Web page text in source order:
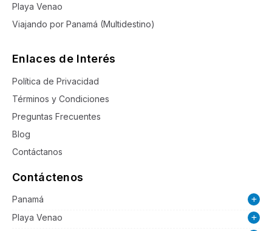
Playa Venao
Viajando por Panamá (Multidestino)
Enlaces de Interés
Política de Privacidad
Términos y Condiciones
Preguntas Frecuentes
Blog
Contáctanos
Contáctenos
Panamá
Playa Venao